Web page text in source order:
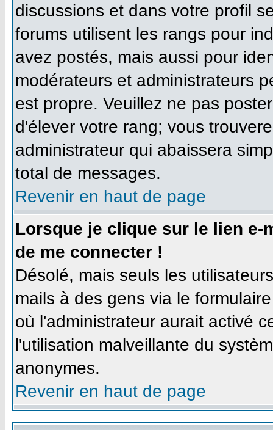
discussions et dans votre profil
forums utilisent les rangs pour
avez postés, mais aussi pour
modérateurs et administrateurs
est propre. Veuillez ne pas
d'élever votre rang; vous
administrateur qui abaissera
total de messages.
Revenir en haut de page
Lorsque je clique sur le lien e-
de me connecter !
Désolé, mais seuls les
mails à des gens via le
où l'administrateur aurait activé
l'utilisation malveillante du
anonymes.
Revenir en haut de page